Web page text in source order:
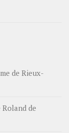
de Rieux-
Roland de